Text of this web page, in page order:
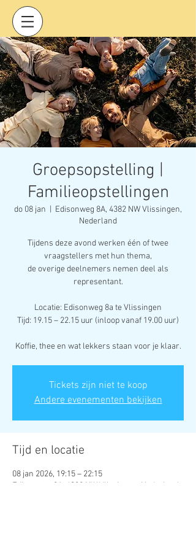
Groepsopstelling |
Familieopstellingen
do 08 jan
Edisonweg 8A, 4382 NW Vlissingen,
Nederland
Tijdens deze avond werken één of twee
vraagstellers met hun thema,
de overige deelnemers nemen deel als
representant.
Locatie: Edisonweg 8a te Vlissingen
Tijd: 19.15 – 22.15 uur (inloop vanaf 19.00 uur)
Koffie, thee en wat lekkers staan voor je klaar.
Tickets zijn niet te koop
Andere evenementen bekijken
Tijd en locatie
08 jan 2026, 19:15 – 22:15
Edisonweg 8A, 4382 NW Vlissingen, Nederland